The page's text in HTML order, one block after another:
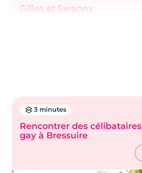
Gilles et Swanny
3 minutes
Rencontrer des célibataires
gay à Bressuire